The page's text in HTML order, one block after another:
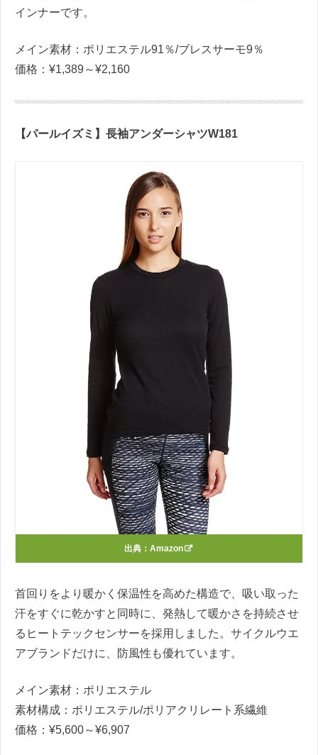
インナーです。
メイン素材：ポリエステル91％/ブレスサーモ9％
価格：¥1,389～¥2,160
【パールイズミ】長袖アンダーシャツW181
出典： Amazon
首回りをより暖かく保温性を高めた構造で、吸い取った
汗をすぐに乾かすと同時に、発熱して暖かさを持続させ
るヒートテックセンサーを採用しました。サイクルウエ
アブランドだけに、防風性も優れています。
メイン素材：ポリエステル
素材構成：ポリエステル/ポリアクリレート系繊維
価格：¥5,600～¥6,907